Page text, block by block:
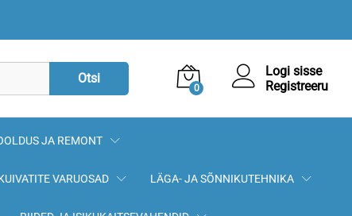
Otsi
0
Logi sisse
Registreeru
JA REMONT
VARUOSAD LÄGA- JA SÕNNIKUTEHNIKA